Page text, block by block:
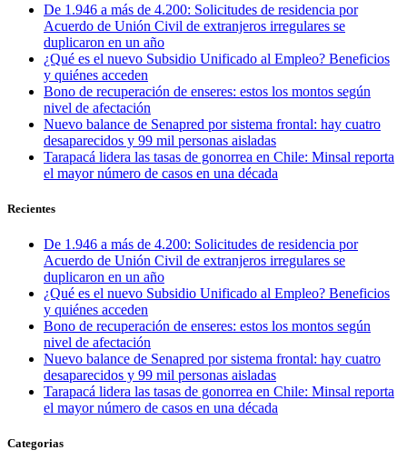
De 1.946 a más de 4.200: Solicitudes de residencia por
Acuerdo de Unión Civil de extranjeros irregulares se
duplicaron en un año
¿Qué es el nuevo Subsidio Unificado al Empleo? Beneficios
y quiénes acceden
Bono de recuperación de enseres: estos los montos según
nivel de afectación
Nuevo balance de Senapred por sistema frontal: hay cuatro
desaparecidos y 99 mil personas aisladas
Tarapacá lidera las tasas de gonorrea en Chile: Minsal reporta
el mayor número de casos en una década
Recientes
De 1.946 a más de 4.200: Solicitudes de residencia por
Acuerdo de Unión Civil de extranjeros irregulares se
duplicaron en un año
¿Qué es el nuevo Subsidio Unificado al Empleo? Beneficios
y quiénes acceden
Bono de recuperación de enseres: estos los montos según
nivel de afectación
Nuevo balance de Senapred por sistema frontal: hay cuatro
desaparecidos y 99 mil personas aisladas
Tarapacá lidera las tasas de gonorrea en Chile: Minsal reporta
el mayor número de casos en una década
Categorias